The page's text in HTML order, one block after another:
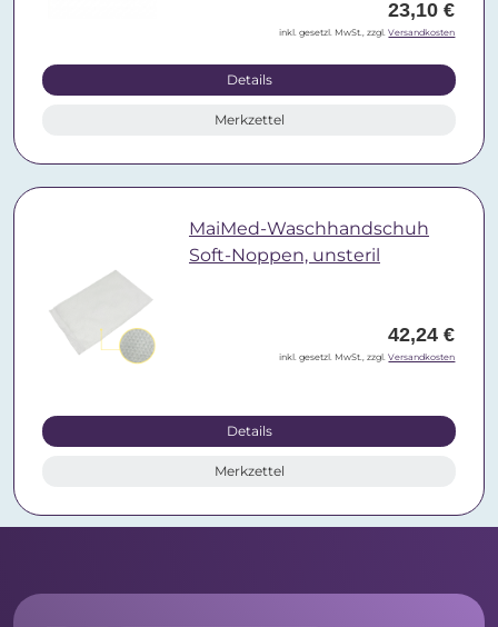
23,10 €
inkl. gesetzl. MwSt., zzgl.Versandkosten
Details
Merkzettel
MaiMed-Waschhandschuh
Soft-Noppen, unsteril
42,24 €
inkl. gesetzl. MwSt., zzgl.Versandkosten
Details
Merkzettel